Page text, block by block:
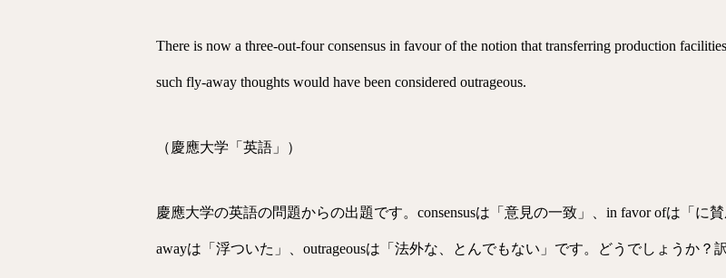
There is now a three-out-four consensus in favour of the notion that transferring production
such fly-away thoughts would have been considered outrageous.
（慶應大学「英語」）
慶應大学の英語の問題からの出題です。consensusは「意見の一致」、in favor ofは「に
awayは「浮ついた」、outrageousは「法外な、とんでもない」です。どうでしょうか？